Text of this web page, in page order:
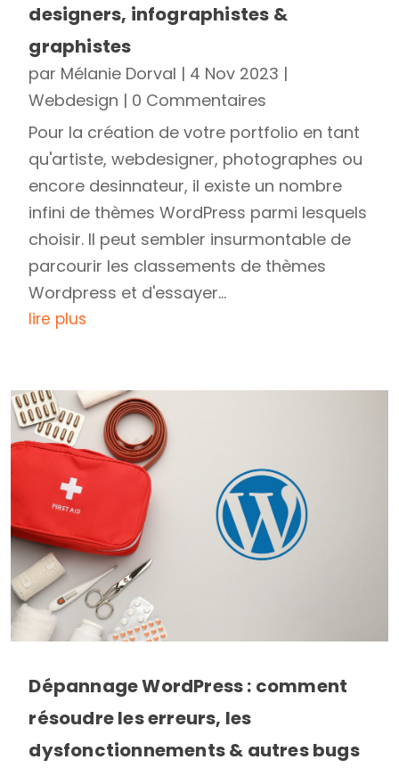
designers, infographistes &
graphistes
par Mélanie Dorval | 4 Nov 2023 |
Webdesign | 0 Commentaires
Pour la création de votre portfolio en tant
qu'artiste, webdesigner, photographes ou
encore desinnateur, il existe un nombre
infini de thèmes WordPress parmi lesquels
choisir. Il peut sembler insurmontable de
parcourir les classements de thèmes
Wordpress et d'essayer...
lire plus
Dépannage WordPress : comment
résoudre les erreurs, les
dysfonctionnements & autres bugs